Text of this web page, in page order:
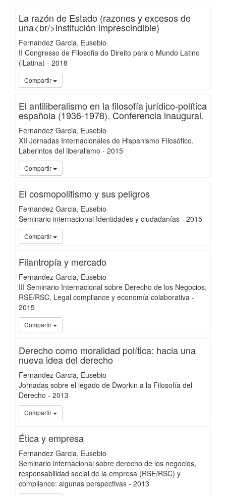
La razón de Estado (razones y excesos de
una<br/>institución imprescindible)
Fernandez Garcia, Eusebio
II Congresso de Filosofia do Direito para o Mundo Latino
(iLatina) - 2018
Compartir
El antiliberalismo en la filosofía jurídico-política
española (1936-1978). Conferencia inaugural.
Fernandez Garcia, Eusebio
XII Jornadas Internacionales de Hispanismo Filosófico.
Laberintos del liberalismo - 2015
Compartir
El cosmopolitismo y sus peligros
Fernandez Garcia, Eusebio
Seminario internacional Identidades y ciudadanías- 2015
Compartir
Filantropía y mercado
Fernandez Garcia, Eusebio
III Seminario Internacional sobre Derecho de los Negocios,
RSE/RSC, Legal compliance y economía colaborativa-
2015
Compartir
Derecho como moralidad política: hacia una
nueva idea del derecho
Fernandez Garcia, Eusebio
Jornadas sobre el legado de Dworkin a la Filosofía del
Derecho - 2013
Compartir
Ética y empresa
Fernandez Garcia, Eusebio
Seminario internacional sobre derecho de los negocios,
responsabilidad social de la empresa (RSE/RSC) y
compliance: algunas perspectivas- 2013